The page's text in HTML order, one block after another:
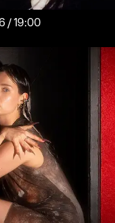
piątek, 16.06 / 19:00